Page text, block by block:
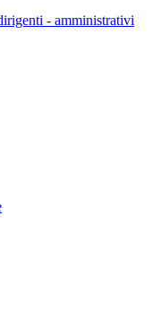
- amministrativi